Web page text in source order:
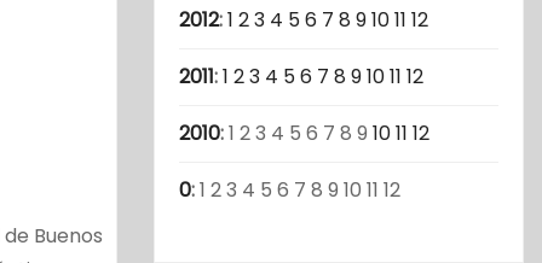
Buenos
2012:1 23 4 56 7 8 91011 12
2011:1 23 4 56 7 8 91011 12
2010:1 23 4 5 6 7 8 9 1011 12
0:1 23 4 5 6 7 8 9 10 11 12